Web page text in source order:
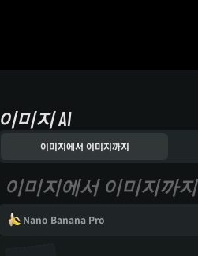
이미지 AI
이미지에서 이미지까지
이미지에서 이미지까지
Nano Banana Pro